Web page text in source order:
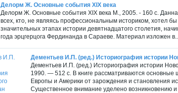
Делорм Ж. Основные события XIX века
Делорм Ж. Основные события XIX века М., 2005. - 160 с.
всех, кто, не являясь профессиональным историком, хотел
значительных этапах истории девятнадцатого столетия,
года эрцгерцога Фердинанда в Сараеве. Материал изложен в...
Дементьев И.П. (ред.) Историография истории
Дементьев И.П. (ред.) Историография истории
1990. — 512 с. В книге рассматриваются
Европы и Америки от зарождения и становления
Существенное внимание уделено возникновению и